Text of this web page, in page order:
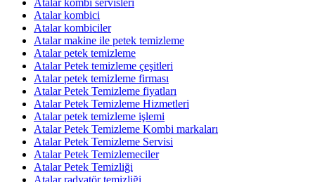
Atalar kombici
Atalar kombiciler
Atalar makine ile petek temizleme
Atalar petek temizleme
Atalar Petek temizleme çeşitleri
Atalar petek temizleme firması
Atalar Petek Temizleme fiyatları
Atalar Petek Temizleme Hizmetleri
Atalar petek temizleme işlemi
Atalar Petek Temizleme Kombi markaları
Atalar Petek Temizleme Servisi
Atalar Petek Temizlemeciler
Atalar Petek Temizliği
Atalar radyatör temizliği